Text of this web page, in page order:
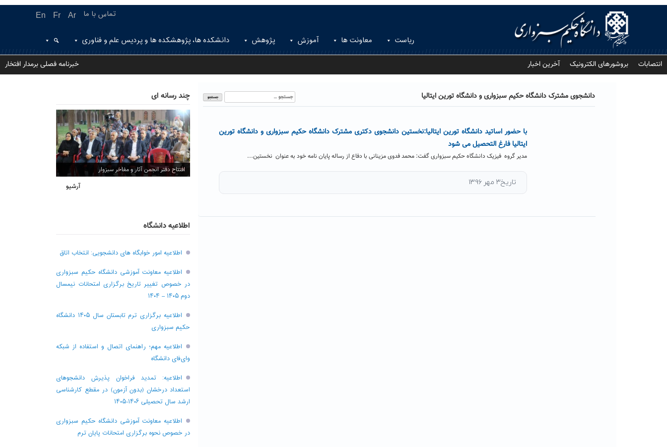
En Fr Ar تماس با ما
ریاست معاونت ها آموزش پژوهش دانشکده ها، پژوهشکده ها و پردیس علم و فناوری
انتصابات بروشورهای الکترونیک آخرین اخبار خبرنامه فصلی برمدار افتخار
دانشجوی مشترک دانشگاه حکیم سبزواری و دانشگاه تورین ایتالیا
جستجو
برای:
با حضور اساتید دانشگاه تورین ایتالیا:نخستین دانشجوی دکتری مشترک دانشگاه حکیم سبزواری و دانشگاه تورین
ایتالیا فارغ التحصیل می شود
مدیر گروه فیزیک دانشگاه حکیم سبزواری گفت: محمد فدوی مزینانی با دفاع از رساله پایان نامه خود به عنوان نخستین...
تاریخ۳ مهر ۱۳۹۶
چند رسانه ای
افتتاح دفتر انجمن آثار و مفاخر سبزوار
آرشیو
اطلاعیه دانشگاه
اطلاعیه امور خوابگاه های دانشجویی: انتخاب اتاق
اطلاعیه معاونت آموزشی دانشگاه حکیم سبزواری
در خصوص تغییر تاریخ برگزاری امتحانات نیمسال
دوم ۱۴۰۵ – ۱۴۰۴
اطلاعیه برگزاری ترم تابستان سال ۱۴۰۵ دانشگاه
حکیم سبزواری
اطلاعیه مهم؛ راهنمای اتصال و استفاده از شبکه
وای‌فای دانشگاه
اطلاعیه: تمدید فراخوان پذیرش دانشجو‌های
استعداد درخشان (بدون آزمون) در مقطع کارشناسی
ارشد سال تحصیلی ۱۴۰۶-۱۴۰۵
اطلاعیه معاونت آموزشی دانشگاه حکیم سبزواری
در خصوص نحوه برگزاری امتحانات پایان ترم